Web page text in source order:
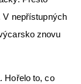
V nepřístupných
znovu
Hořelo to, co